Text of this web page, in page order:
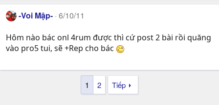
-Voi Mập- 6/10/11
Hôm nào bác onl 4rum được thì cứ post 2 bài rồi quăng
vào pro5 tui, sẽ +Rep cho bác
1 2 Tiếp